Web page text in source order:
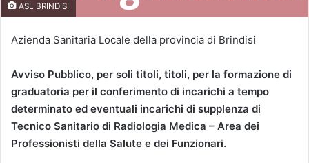
ASL BRINDISI
Azienda Sanitaria Locale della provincia di Brindisi
Avviso Pubblico, per soli titoli, titoli, per la formazione di
graduatoria per il conferimento di incarichi a tempo
determinato ed eventuali incarichi di supplenza di
Tecnico Sanitario di Radiologia Medica – Area dei
Professionisti della Salute e dei Funzionari.